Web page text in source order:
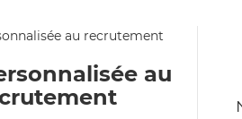
au